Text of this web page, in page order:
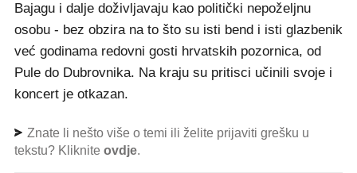
Bajagu i dalje doživljavaju kao politički nepoželjnu
osobu - bez obzira na to što su isti bend i isti glazbenik
već godinama redovni gosti hrvatskih pozornica, od
Pule do Dubrovnika. Na kraju su pritisci učinili svoje i
koncert je otkazan.
Znate li nešto više o temi ili želite prijaviti grešku u
tekstu? Kliknite ovdje.